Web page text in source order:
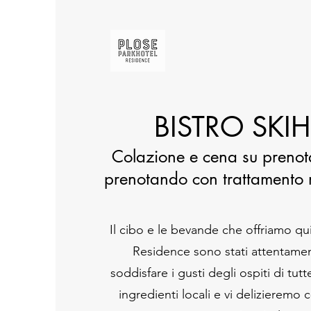
PLOSE
che offre tutte le opportunità per
sfornati al mattino offre ancher
invece è possibile partecipare al
BISTRO
Colazione e cena su
prenotando con trattamento
Il cibo e le bevande che offriamo
Residence sono stati
soddisfare i gusti degli ospiti di
ingredienti locali e vi delizieremo